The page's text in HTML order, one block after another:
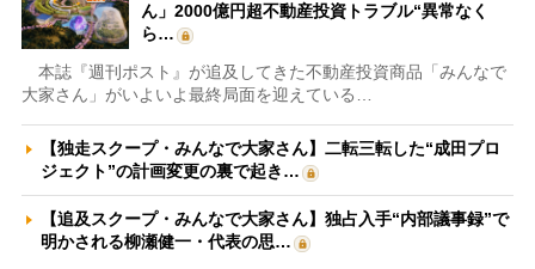
ん」2000億円超不動産投資トラブル“異常なく
ら…
本誌『週刊ポスト』が追及してきた不動産投資商品「みんなで
大家さん」がいよいよ最終局面を迎えている…
【独走スクープ・みんなで大家さん】二転三転した“成田プロ
ジェクト”の計画変更の裏で起き…
【追及スクープ・みんなで大家さん】独占入手“内部議事録”で
明かされる柳瀬健一・代表の思…